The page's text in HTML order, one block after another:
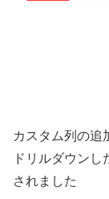
カスタム列の追
ドリルダウン
されました